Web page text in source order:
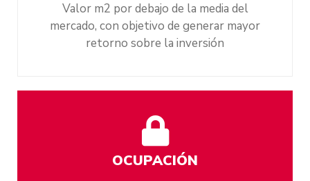
Valor m2 por debajo de la media del
mercado, con objetivo de generar mayor
retorno sobre la inversión
OCUPACIÓN